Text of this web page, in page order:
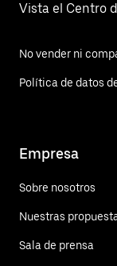
Vista el Centro
No vender ni
Política de datos
Empresa
Sobre nosotros
Nuestras
Sala de prensa